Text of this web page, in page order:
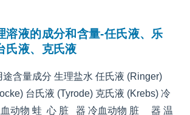
溶液的成分和含量-任氏液、乐
氏液、克氏液
含量成分 生理盐水 任氏液 (Ringer)
台氏液 (Tyrode) 克氏液 (Krebs) 冷
血动物 蛙 心 脏 器 冷血动物 脏 器 温